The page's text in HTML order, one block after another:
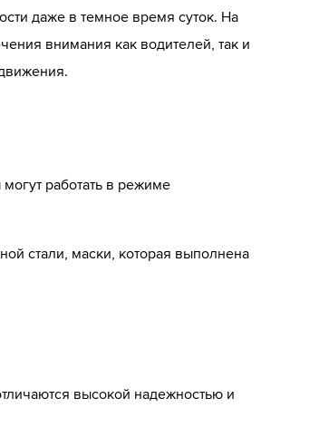
даже в темное время суток. На
внимания как водителей, так и
могут работать в режиме
стали, маски, которая выполнена
высокой надежностью и